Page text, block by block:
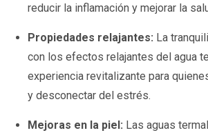
reducir la inflamación y mejorar la
Propiedades relajantes: La
con los efectos relajantes del agua
experiencia revitalizante para
y desconectar del estrés.
Mejoras en la piel: Las aguas